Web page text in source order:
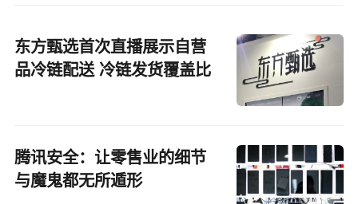
东方甄选首次直播展示自营
品冷链配送 冷链发货覆盖比
腾讯安全：让零售业的细节
与魔鬼都无所遁形